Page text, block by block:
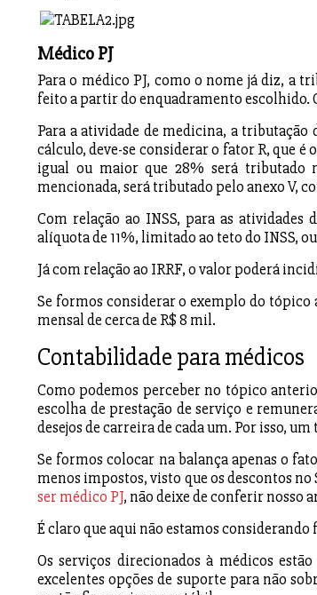
Médico PJ
Para o médico PJ, como o nome já diz, a
feito a partir do enquadramento escolhido.
Para a atividade de medicina, a
cálculo, deve-se considerar o fator R, que
igual ou maior que 28% será
mencionada, será tributado pelo anexo V,
Com relação ao INSS, para as
alíquota de 11%, limitado ao teto do INSS,
Já com relação ao IRRF, o valor poderá
Se formos considerar o exemplo do
mensal de cerca de R$ 8 mil.
Contabilidade para médicos
Como podemos perceber no tópico
escolha de prestação de serviço e
desejos de carreira de cada um. Por isso,
Se formos colocar na balança apenas o
menos impostos, visto que os descontos
ser médico PJ, não deixe de conferir nosso
É claro que aqui não estamos
Os serviços direcionados à médicos
excelentes opções de suporte para não